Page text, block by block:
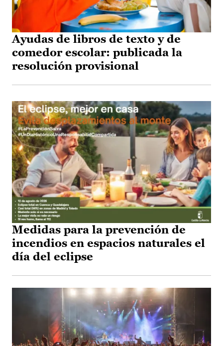
Ayudas de libros de texto y de
comedor escolar: publicada la
resolución provisional
Medidas para la prevención de
incendios en espacios naturales el
día del eclipse